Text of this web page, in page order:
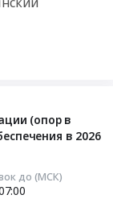
(опор в
в 2026
до (МСК)